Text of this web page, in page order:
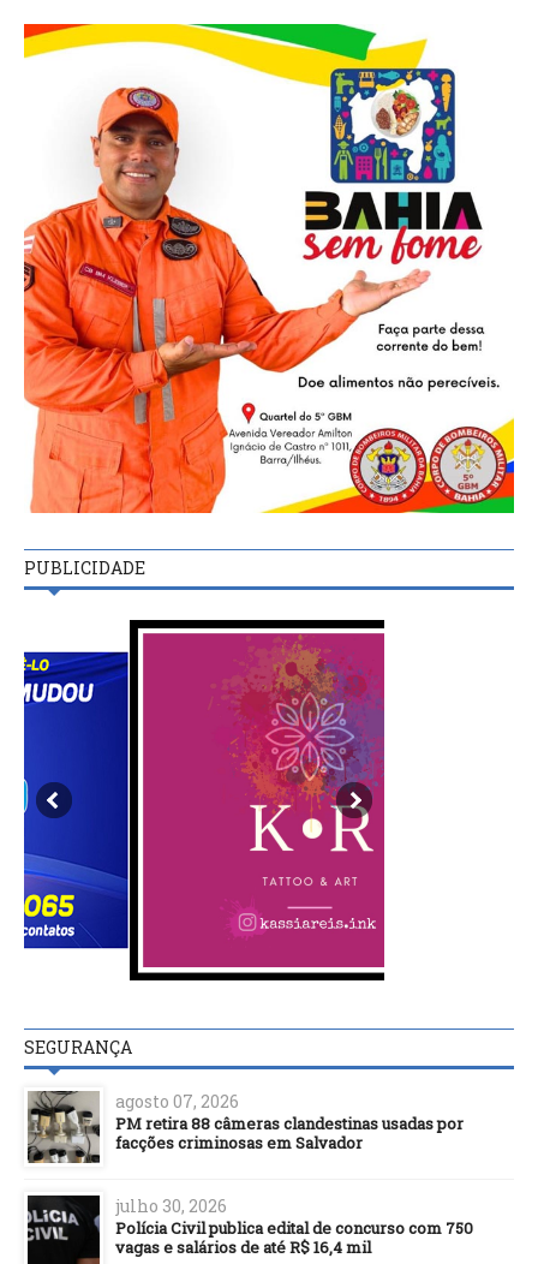
PUBLICIDADE
SEGURANÇA
agosto 07, 2026
PM retira 88 câmeras clandestinas usadas por
facções criminosas em Salvador
julho 30, 2026
Polícia Civil publica edital de concurso com 750
vagas e salários de até R$ 16,4 mil